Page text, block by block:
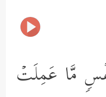
مَّا عَمِلَتۡ